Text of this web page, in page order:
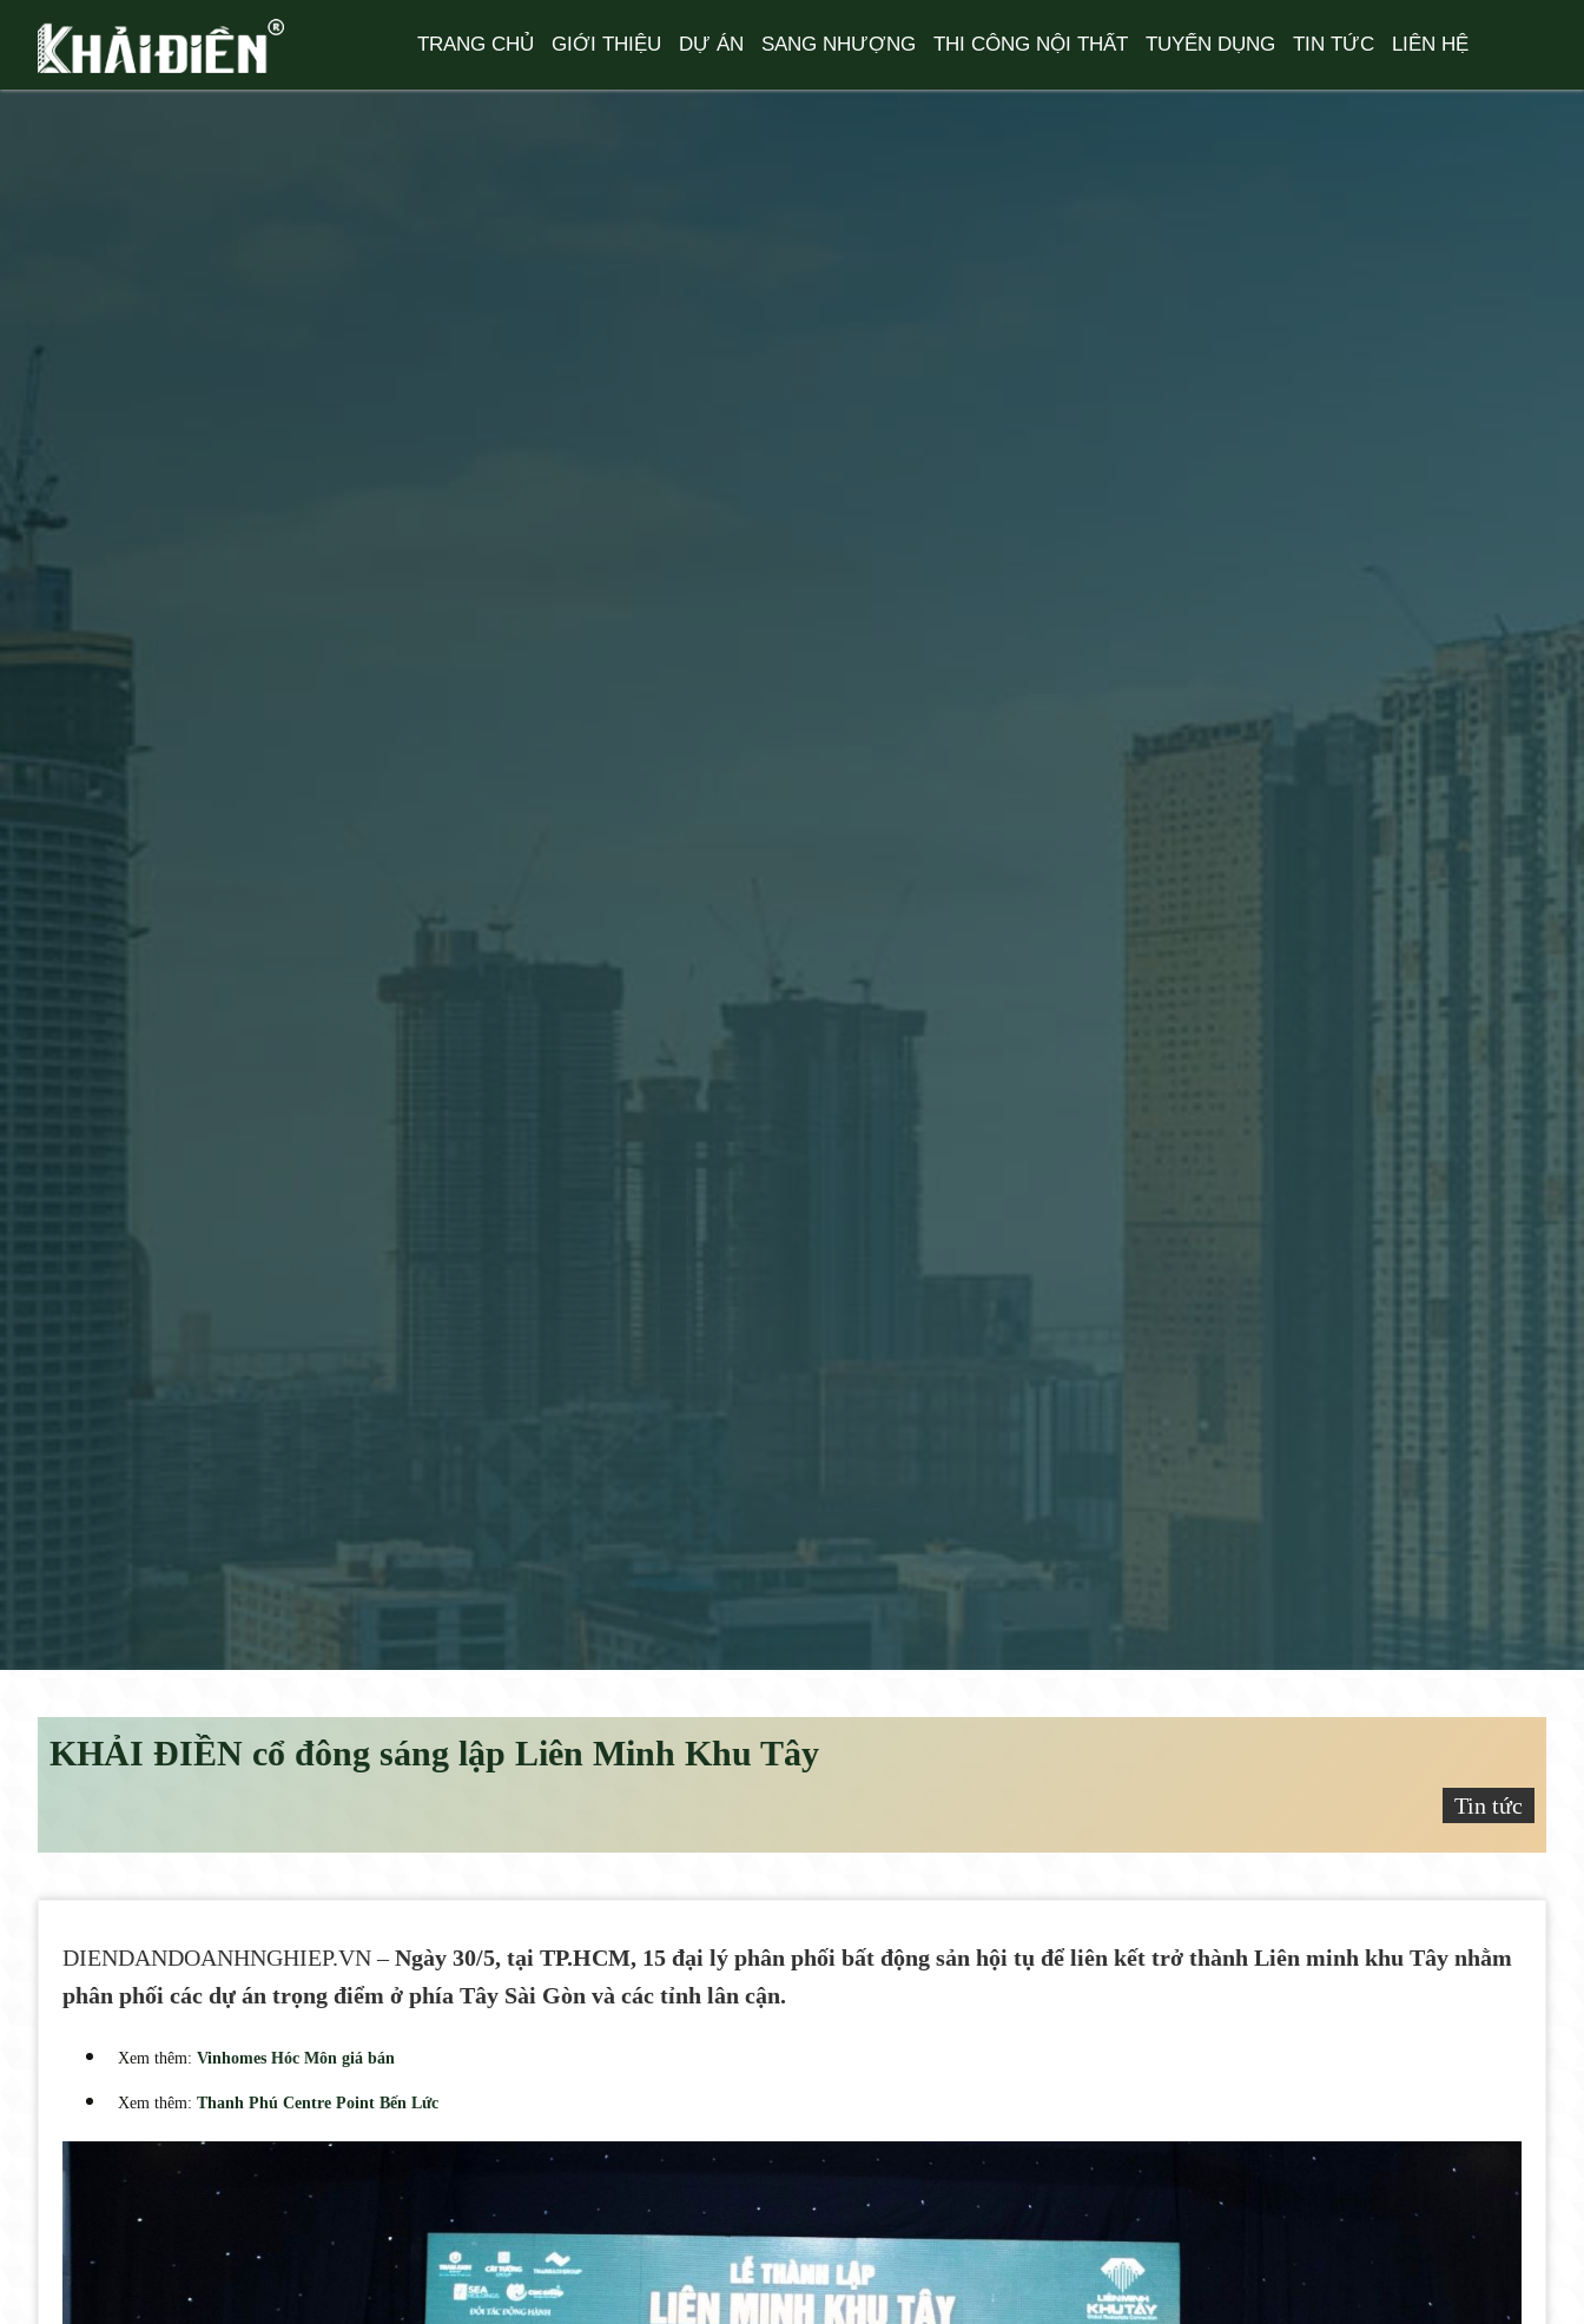
TRANG CHỦ GIỚI THIỆU DỰ ÁN SANG NHƯỢNG THI CÔNG NỘI THẤT TUYỂN DỤNG TIN TỨC LIÊN HỆ
KHẢI ĐIỀN cổ đông sáng lập Liên Minh Khu Tây
Tin tức
DIENDANDOANHNGHIEP.VN – Ngày 30/5, tại TP.HCM, 15 đại lý phân phối bất động sản hội tụ để liên kết trở thành Liên minh khu Tây nhằm
phân phối các dự án trọng điểm ở phía Tây Sài Gòn và các tỉnh lân cận.
Xem thêm: Vinhomes Hóc Môn giá bán
Xem thêm: Thanh Phú Centre Point Bến Lức